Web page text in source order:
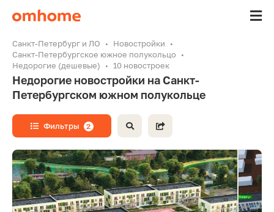
Санкт-Петербург и ЛО
Новостройки
Санкт-Петербургское южное полукольцо
Недорогие (дешевые)
10 новостроек
Недорогие новостройки на Санкт-
Петербургском южном полукольце
Фильтры 2